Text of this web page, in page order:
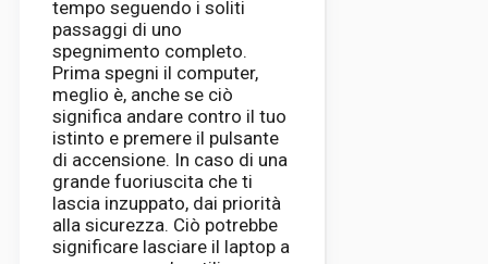
tempo seguendo i soliti
passaggi di uno
spegnimento completo.
Prima spegni il computer,
meglio è, anche se ciò
significa andare contro il tuo
istinto e premere il pulsante
di accensione. In caso di una
grande fuoriuscita che ti
lascia inzuppato, dai priorità
alla sicurezza. Ciò potrebbe
significare lasciare il laptop a